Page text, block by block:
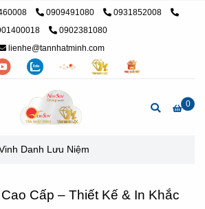
0909491080
0931852008
0902381080
lienhe@tannhatminh.com
0
Danh Lưu Niệm
Cấp – Thiết Kế & In Khắc